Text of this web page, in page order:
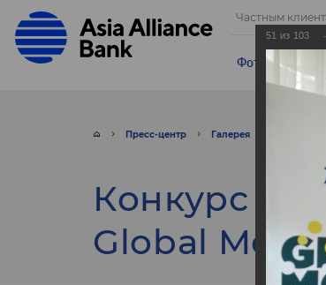
Частным
Фотогалерея
Пресс-центр Галерея
Конкурс
Global
51 из 103